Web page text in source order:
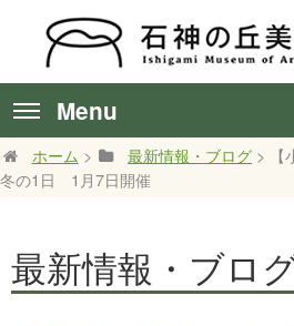
Menu
ホーム > 最新情報・ブログ > 【
冬の1日 1月7日開催
最新情報・ブロ